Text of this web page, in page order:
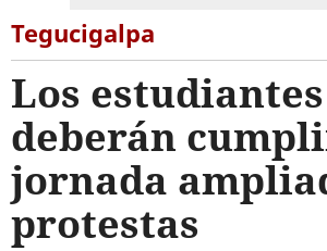
Tegucigalpa
Los estudiantes
deberán
jornada
protestas